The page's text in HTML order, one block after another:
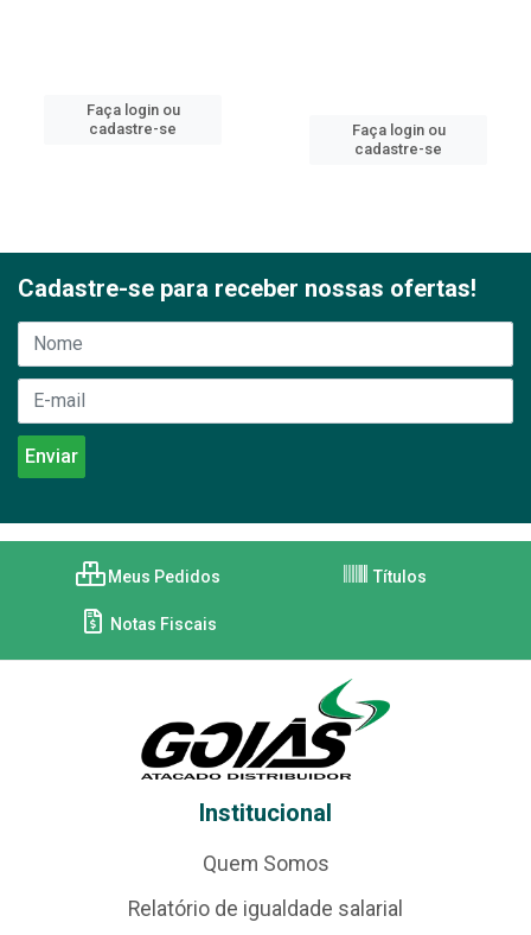
Faça login ou
cadastre-se
Faça login ou
cadastre-se
Cadastre-se para receber nossas ofertas!
Meus Pedidos Títulos
Notas Fiscais
Institucional
Quem Somos
Relatório de igualdade salarial